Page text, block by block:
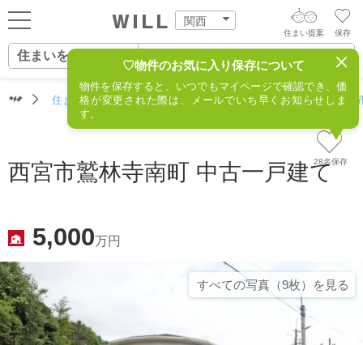
関西
ログイン
新規会員登録
住まいをつくる
町を知る
店舗案内
保存
住まい提案
住まいをさがす
住まいをさがす
住まい事例をさが
営業所をさがす
スタッフをさがす
AIウィルくんの提案
AI住まい提案を受ける
価格査定を依頼する
相場データを依頼する
住まいをさがす（関西） 住所からさがす 不動産(西宮
♡物件のお気に入り保存について
物件を保存すると、いつでもマイページで確認でき、価
格が変更された際は、メールでいち早くお知らせしま
す。
28名保存
西宮市鷲林寺南町 中古一戸建て
5,000万円
すべての写真（9枚）を⾒る